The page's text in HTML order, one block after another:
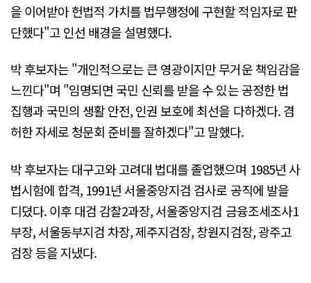
을 이어받아 헌법적 가치를 법무행정에 구현할 적임자로 판
단했다"고 인선 배경을 설명했다.
박 후보자는 "개인적으로는 큰 영광이지만 무거운 책임감을
느낀다"며 "임명되면 국민 신뢰를 받을 수 있는 공정한 법
집행과 국민의 생활 안전, 인권 보호에 최선을 다하겠다. 겸
허한 자세로 청문회 준비를 잘하겠다"고 말했다.
박 후보자는 대구고와 고려대 법대를 졸업했으며 1985년 사
법시험에 합격, 1991년 서울중앙지검 검사로 공직에 발을
디뎠다. 이후 대검 감찰2과장, 서울중앙지검 금융조세조사1
부장, 서울동부지검 차장, 제주지검장, 창원지검장, 광주고
검장 등을 지냈다.